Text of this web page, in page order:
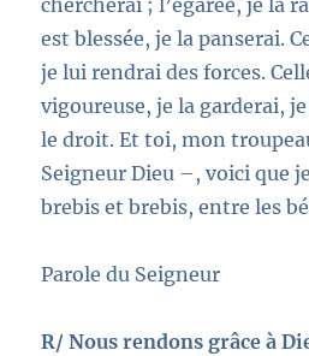
chercherai ; l’égarée, je la
est blessée, je la panserai.
je lui rendrai des forces.
vigoureuse, je la garderai,
le droit. Et toi, mon
Seigneur Dieu –, voici que
brebis et brebis, entre les
Parole du Seigneur
R/ Nous rendons grâce à